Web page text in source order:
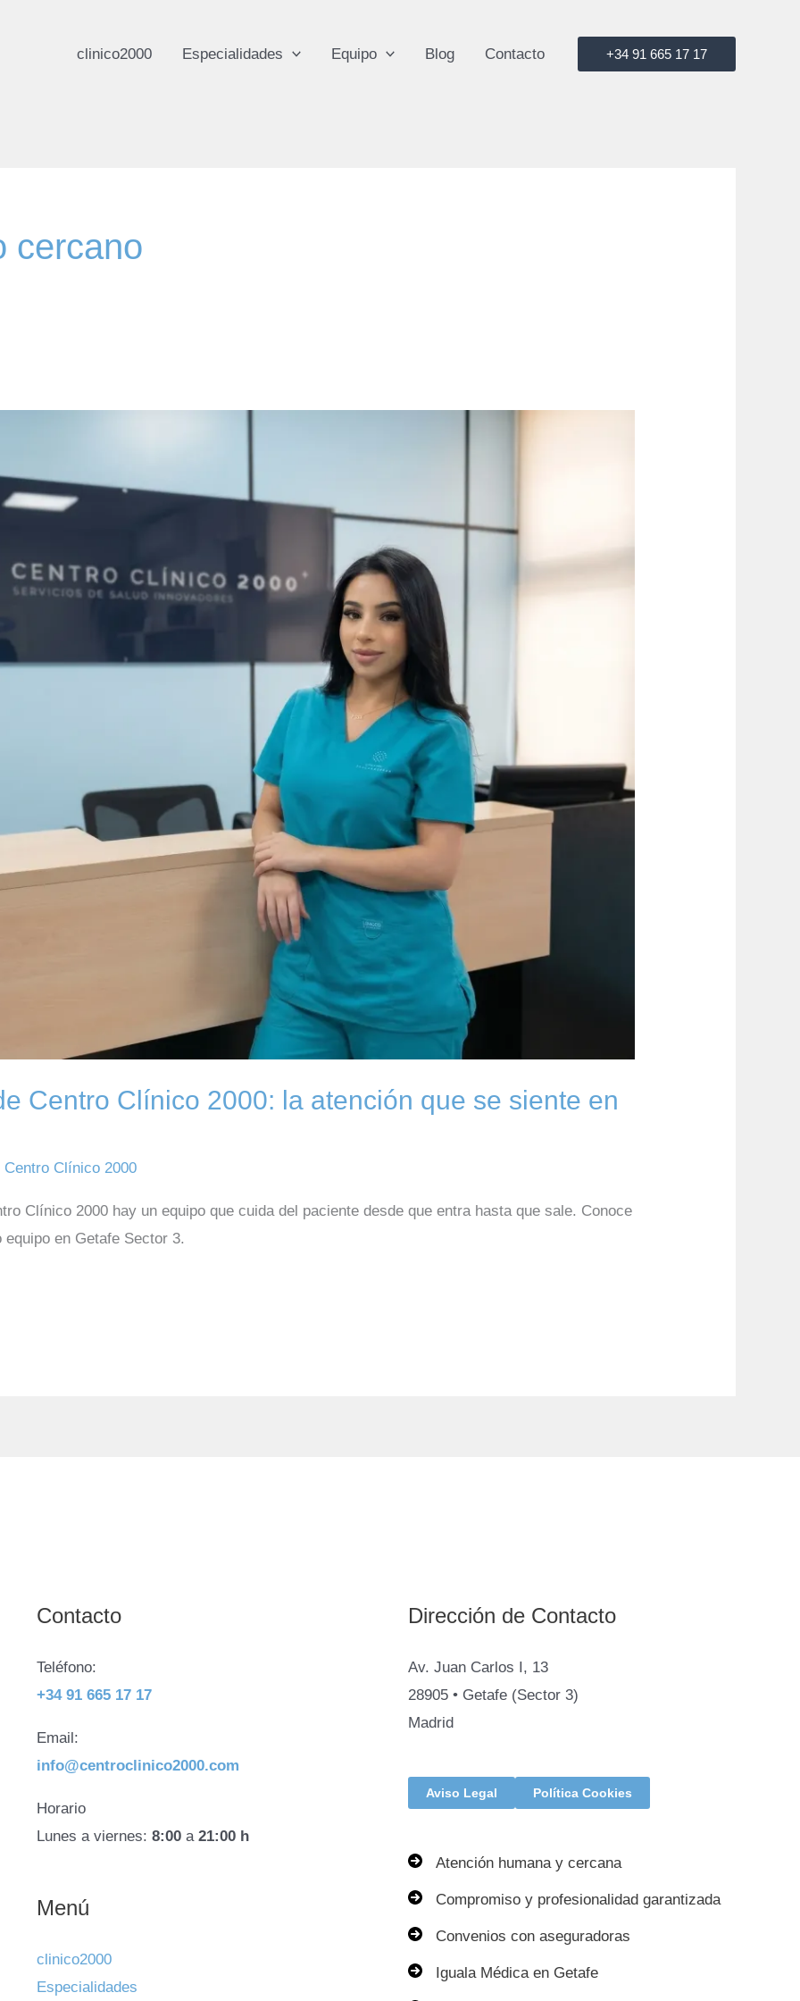
clinico2000 Especialidades Equipo Blog Contacto +34 91 665 17 17
cercano
Centro Clínico 2000: la atención que se siente en
Centro Clínico 2000
Clínico 2000 hay un equipo que cuida del paciente desde que entra hasta que sale. Conoce
en Getafe Sector 3.
Contacto
Teléfono:
+34 91 665 17 17
Email:
info@centroclinico2000.com
Horario
Lunes a viernes: 8:00a 21:00 h
Menú
clinico2000
Especialidades
Dirección de Contacto
Av. Juan Carlos I, 13
28905 • Getafe (Sector 3)
Madrid
Aviso Legal Política Cookies
Atención humana y cercana
Compromiso y profesionalidad garantizada
Convenios con aseguradoras
Iguala Médica en Getafe